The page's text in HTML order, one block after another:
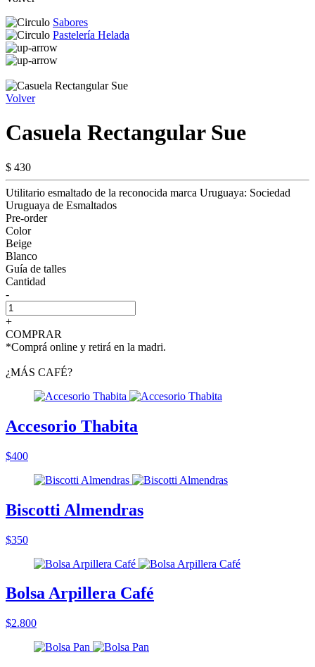
Sabores
Pastelería Helada
Volver
Casuela Rectangular Sue
$ 430
Utilitario esmaltado de la reconocida marca Uruguaya: Sociedad
Uruguaya de Esmaltados
Pre-order
Color
Beige
Blanco
Guía de talles
Cantidad
-
+
COMPRAR
*Comprá online y retirá en la madri.
¿MÁS CAFÉ?
Accesorio Thabita
$400
Biscotti Almendras
$350
Bolsa Arpillera Café
$2.800